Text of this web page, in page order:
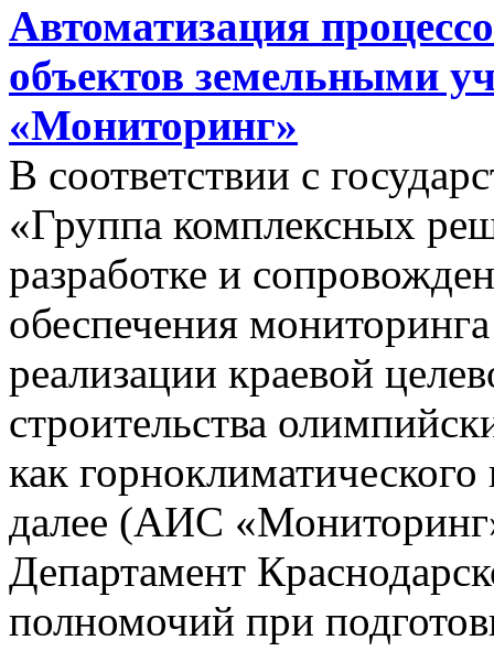
Автоматизация
объектов земельными
«Мониторинг»
В соответствии с
«Группа комплексных
разработке и
обеспечения
реализации краевой
строительства
как
далее (АИС
Департамент
полномочий при